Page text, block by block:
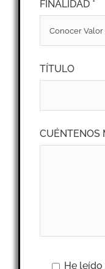
FINALIDAD *
TÍTULO
CUÉNTENOS
He